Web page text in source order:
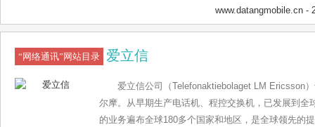
www.datangmobile.cn -
“网络通讯”网站目录 爱立信
爱立信公司（Telefonaktiebolaget LM Ericsson
尔摩。从早期生产电话机、程控交换机，已发展到全
的业务遍布全球180多个国家和地区，是全球领先的